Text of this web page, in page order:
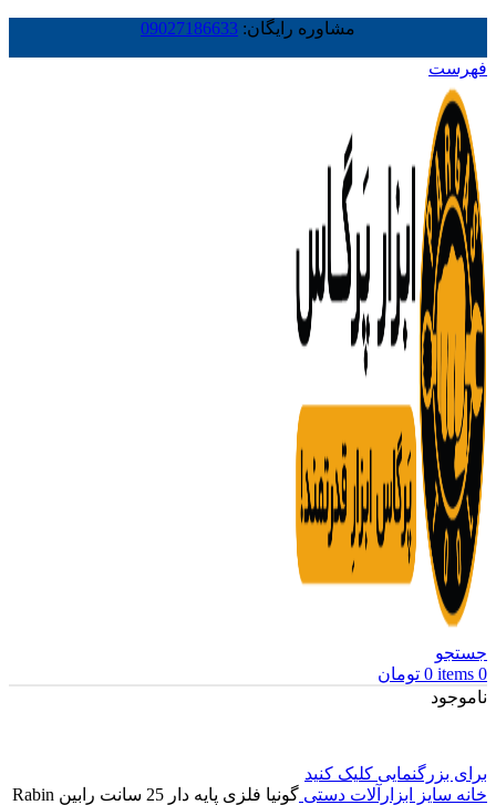
مشاوره رایگان: 09027186633
فهرست
جستجو
0
items
0 تومان
ناموجود
برای بزرگنمایی کلیک کنید
خانه سایز ابزارآلات دستی گونیا فلزی پایه دار 25 سانت رابین Rabin